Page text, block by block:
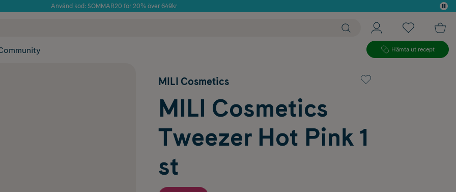
Använd kod: SOMMAR20 för 20% över 649kr
Hämta ut recept
MILI Cosmetics
MILI Cosmetics
Tweezer Hot Pink 1
st